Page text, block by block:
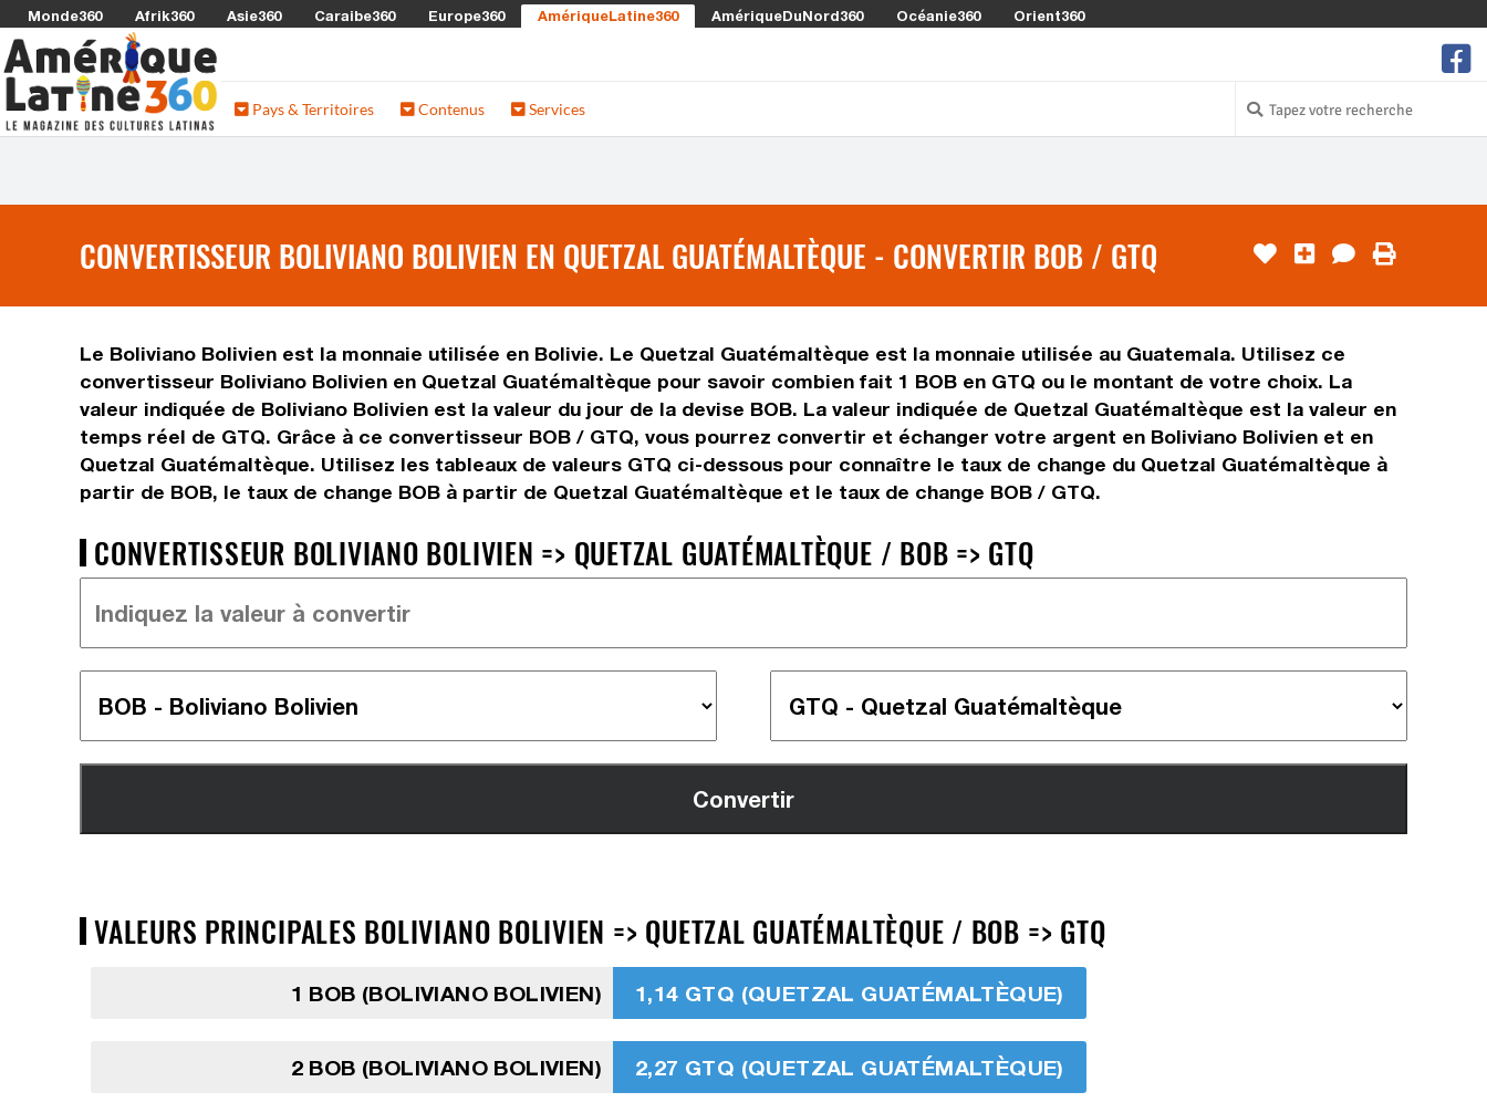
Monde360 Afrik360 Asie360 Caraibe360 Europe360 AmériqueLatine360 AmériqueDuNord360 Océanie360 Orient360
Pays & Territoires Contenus Services
CONVERTISSEUR BOLIVIANO BOLIVIEN EN QUETZAL GUATÉMALTÈQUE - CONVERTIR BOB / GTQ
Le Boliviano Bolivien est la monnaie utilisée en Bolivie. Le Quetzal Guatémaltèque est la monnaie utilisée au Guatemala. Utilisez ce
convertisseur Boliviano Bolivien en Quetzal Guatémaltèque pour savoir combien fait 1 BOB en GTQ ou le montant de votre choix. La
valeur indiquée de Boliviano Bolivien est la valeur du jour de la devise BOB. La valeur indiquée de Quetzal Guatémaltèque est la valeur en
temps réel de GTQ. Grâce à ce convertisseur BOB / GTQ, vous pourrez convertir et échanger votre argent en Boliviano Bolivien et en
Quetzal Guatémaltèque. Utilisez les tableaux de valeurs GTQ ci-dessous pour connaître le taux de change du Quetzal Guatémaltèque à
partir de BOB, le taux de change BOB à partir de Quetzal Guatémaltèque et le taux de change BOB / GTQ.
CONVERTISSEUR BOLIVIANO BOLIVIEN => QUETZAL GUATÉMALTÈQUE / BOB => GTQ
VALEURS PRINCIPALES BOLIVIANO BOLIVIEN => QUETZAL GUATÉMALTÈQUE / BOB => GTQ
1 BOB (BOLIVIANO BOLIVIEN) 1,14 GTQ (QUETZAL GUATÉMALTÈQUE)
2 BOB (BOLIVIANO BOLIVIEN) 2,27 GTQ (QUETZAL GUATÉMALTÈQUE)